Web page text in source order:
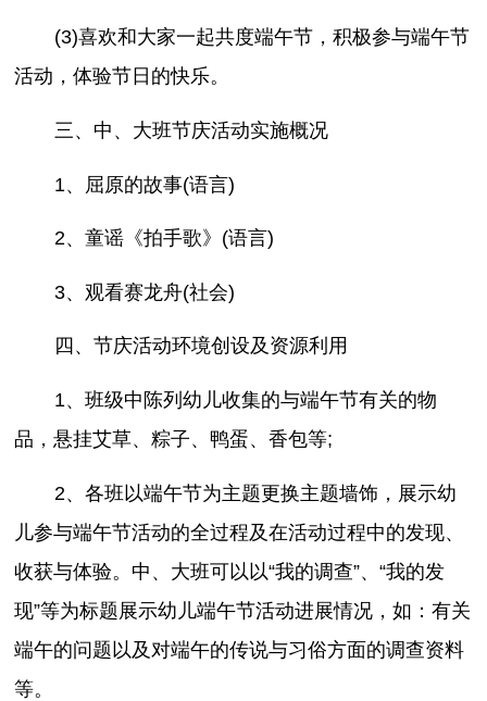
(3)喜欢和大家一起共度端午节，积极参与端午节
活动，体验节日的快乐。
三、中、大班节庆活动实施概况
1、屈原的故事(语言)
2、童谣《拍手歌》(语言)
3、观看赛龙舟(社会)
四、节庆活动环境创设及资源利用
1、班级中陈列幼儿收集的与端午节有关的物
品，悬挂艾草、粽子、鸭蛋、香包等;
2、各班以端午节为主题更换主题墙饰，展示幼
儿参与端午节活动的全过程及在活动过程中的发现、
收获与体验。中、大班可以以“我的调查”、“我的发
现”等为标题展示幼儿端午节活动进展情况，如：有关
端午的问题以及对端午的传说与习俗方面的调查资料
等。